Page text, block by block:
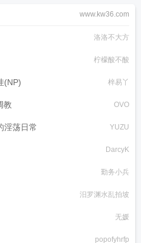
www.kw36.com
洛洛不大方
柠檬酸不酸
(NP) 梓易丫
教 OVO
淫荡日常 YUZU
DarcyK
勤务小兵
汨罗渊水乱拍坡
无媛
popofyhrfp